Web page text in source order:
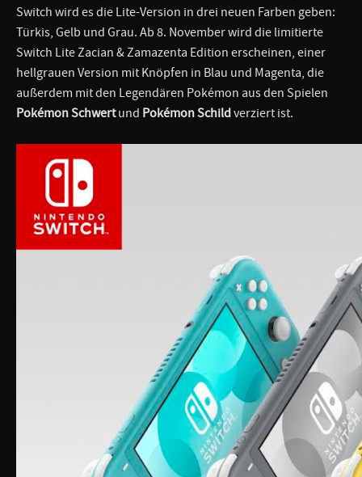
Switch wird es die Lite-Version in drei neuen Farben geben:
Türkis, Gelb und Grau. Ab 8. November wird die limitierte
Switch Lite Zacian & Zamazenta Edition erscheinen, einer
hellgrauen Version mit Knöpfen in Blau und Magenta, die
außerdem mit den Legendären Pokémon aus den Spielen
Pokémon Schwertund Pokémon Schildverziert ist.